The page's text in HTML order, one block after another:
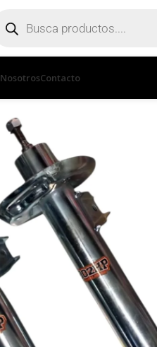
NosotrosContacto